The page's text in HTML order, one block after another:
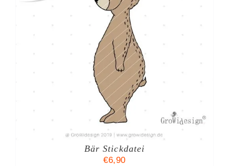
Bär Stickdatei
€6,90